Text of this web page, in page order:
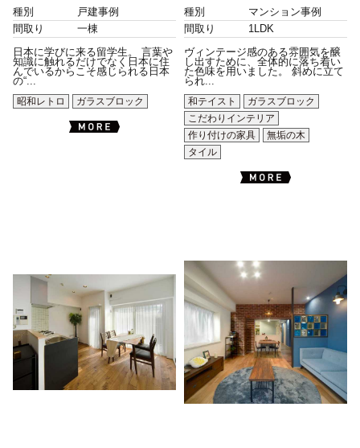
種別
戸建事例
間取り
一棟
日本に学びに来る留学生。 言葉や
知識に触れるだけでなく日本に住
んでいるからこそ感じられる日本
の“...
昭和レトロ
ガラスブロック
種別
マンション事例
間取り
1LDK
ヴィンテージ感のある雰囲気を醸
し出すために、全体的に落ち着い
た色味を用いました。 斜めに立て
られ...
和テイスト
ガラスブロック
こだわりインテリア
作り付けの家具
無垢の木
タイル